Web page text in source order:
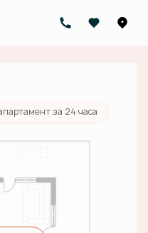
Цена по запросу
за 24 часа